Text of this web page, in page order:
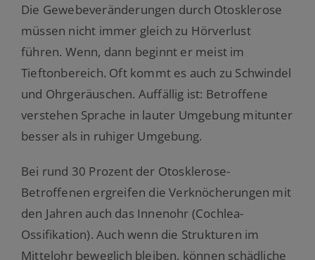
Die Gewebeveränderungen durch Otosklerose
müssen nicht immer gleich zu Hörverlust
führen. Wenn, dann beginnt er meist im
Tieftonbereich. Oft kommt es auch zu Schwindel
und Ohrgeräuschen. Auffällig ist: Betroffene
verstehen Sprache in lauter Umgebung mitunter
besser als in ruhiger Umgebung.
Bei rund 30 Prozent der Otosklerose-
Betroffenen ergreifen die Verknöcherungen mit
den Jahren auch das Innenohr (Cochlea-
Ossifikation). Auch wenn die Strukturen im
Mittelohr beweglich bleiben, können schädliche